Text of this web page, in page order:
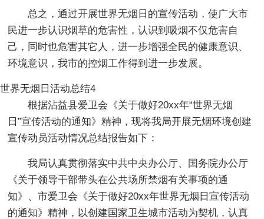
总之，通过开展世界无烟日的宣传活动，使广大市
民进一步认识烟草的危害性，认识到吸烟不仅危害自
己，同时也危害其它人，进一步增强全民的健康意识、
环境意识，我市的控烟工作得到进一步发展。
世界无烟日活动总结4
根据沾益县爱卫会《关于做好20xx年“世界无烟
日”宣传活动的通知》精神，现将我局开展无烟环境创建
宣传动员活动情况总结报告如下：
我局认真贯彻落实中共中央办公厅、国务院办公厅
《关于领导干部带头在公共场所禁烟有关事项的通
知》、市爱卫会《关于做好20xx年世界无烟日宣传活动
的通知》精神，以创建国家卫生城市活动为契机，认真